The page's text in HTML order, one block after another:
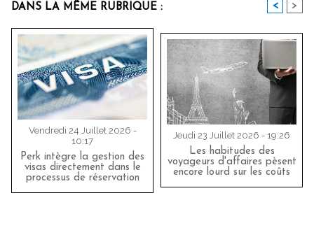
DANS LA MÊME RUBRIQUE : < >
Vendredi 24 Juillet 2026 -
10:17
Perk intègre la gestion des
visas directement dans le
processus de réservation
Jeudi 23 Juillet 2026 - 19:26
Les habitudes des
voyageurs d'affaires pèsent
encore lourd sur les coûts